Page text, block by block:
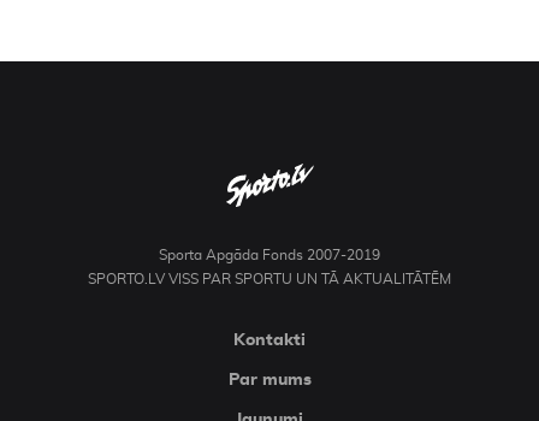
Sporta Apgāda Fonds 2007-2019
SPORTO.LV VISS PAR SPORTU UN TĀ AKTUALITĀTĒM
Kontakti
Par mums